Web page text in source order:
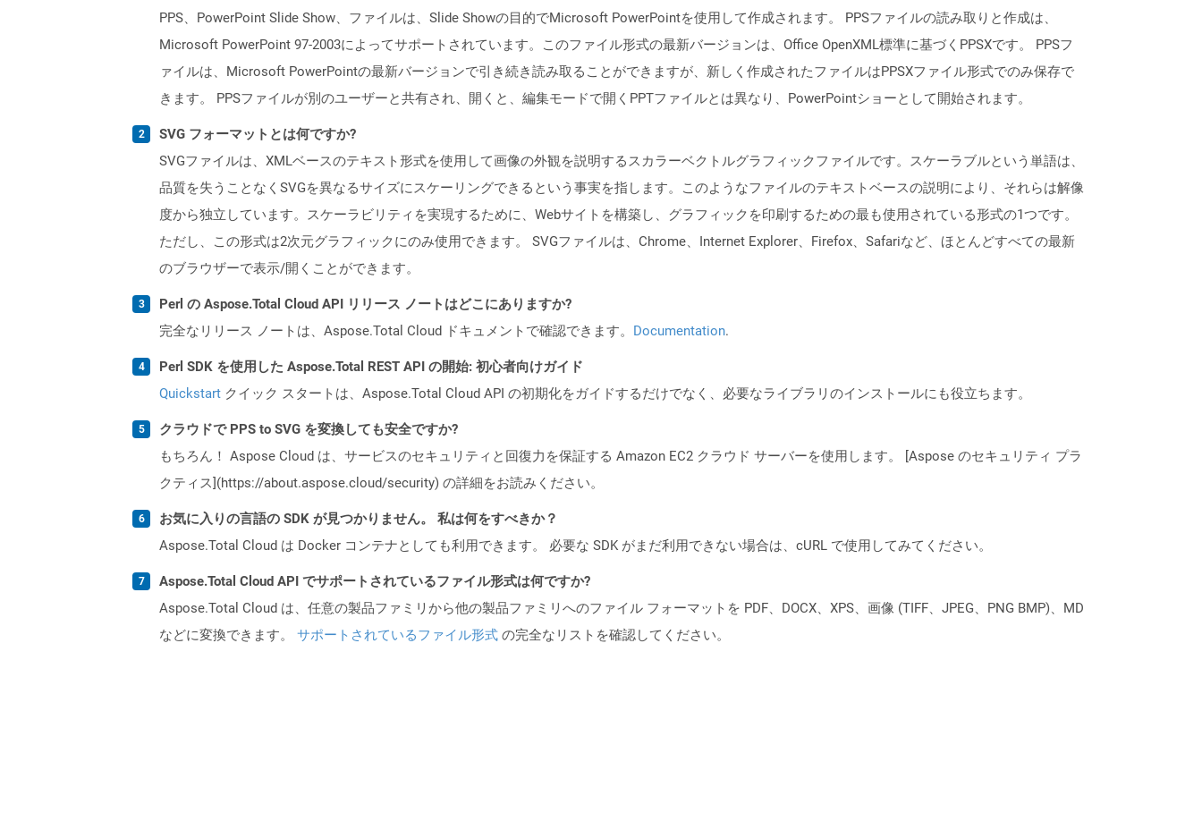
PPS、PowerPoint Slide Show、ファイルは、Slide Showの目的でMicrosoft PowerPointを使用して作成されます。 PPSファイルの読み取りと作成は、
Microsoft PowerPoint 97-2003によってサポートされています。このファイル形式の最新バージョンは、Office OpenXML標準に基づくPPSXです。 PPSフ
ァイルは、Microsoft PowerPointの最新バージョンで引き続き読み取ることができますが、新しく作成されたファイルはPPSXファイル形式でのみ保存で
きます。 PPSファイルが別のユーザーと共有され、開くと、編集モードで開くPPTファイルとは異なり、PowerPointショーとして開始されます。
SVG フォーマットとは何ですか?
SVGファイルは、XMLベースのテキスト形式を使用して画像の外観を説明するスカラーベクトルグラフィックファイルです。スケーラブルという単語は、
品質を失うことなくSVGを異なるサイズにスケーリングできるという事実を指します。このようなファイルのテキストベースの説明により、それらは解像
度から独立しています。スケーラビリティを実現するために、Webサイトを構築し、グラフィックを印刷するための最も使用されている形式の1つです。
ただし、この形式は2次元グラフィックにのみ使用できます。 SVGファイルは、Chrome、Internet Explorer、Firefox、Safariなど、ほとんどすべての最新
のブラウザーで表示/開くことができます。
Perl の Aspose.Total Cloud API リリース ノートはどこにありますか?
完全なリリース ノートは、Aspose.Total Cloud ドキュメントで確認できます。 Documentation.
Perl SDK を使用した Aspose.Total REST API の開始: 初心者向けガイド
Quickstart クイック スタートは、Aspose.Total Cloud API の初期化をガイドするだけでなく、必要なライブラリのインストールにも役立ちます。
クラウドで PPS to SVG を変換しても安全ですか?
もちろん！ Aspose Cloud は、サービスのセキュリティと回復力を保証する Amazon EC2 クラウド サーバーを使用します。 [Aspose のセキュリティ プラ
クティス](https://about.aspose.cloud/security) の詳細をお読みください。
お気に入りの言語の SDK が見つかりません。 私は何をすべきか？
Aspose.Total Cloud は Docker コンテナとしても利用できます。 必要な SDK がまだ利用できない場合は、cURL で使用してみてください。
Aspose.Total Cloud API でサポートされているファイル形式は何ですか?
Aspose.Total Cloud は、任意の製品ファミリから他の製品ファミリへのファイル フォーマットを PDF、DOCX、XPS、画像 (TIFF、JPEG、PNG BMP)、MD
などに変換できます。 サポートされているファイル形式 の完全なリストを確認してください。